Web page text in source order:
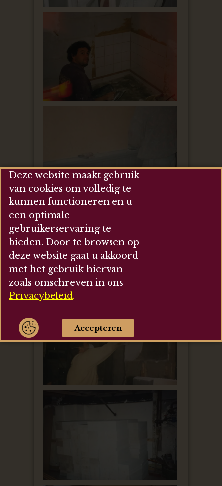
Deze website maakt gebruik
van cookies om volledig te
kunnen functioneren en u
een optimale
gebruikerservaring te
bieden. Door te browsen op
deze website gaat u akkoord
met het gebruik hiervan
zoals omschreven in ons
Privacybeleid.
Accepteren